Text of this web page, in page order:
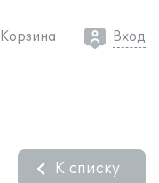
Корзина Вход
К списку